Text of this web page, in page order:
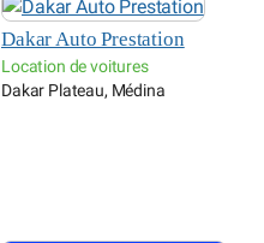
Dakar Auto Prestation
Location de voitures
Dakar Plateau, Médina